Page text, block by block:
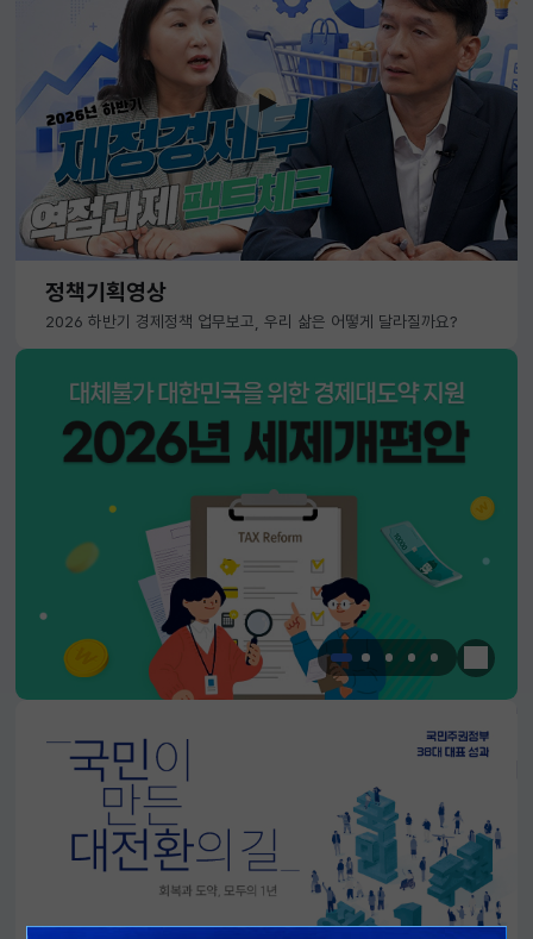
정책기획영상
2026 하반기 경제정책 업무보고, 우리 삶은 어떻게 달라질까요?
한눈에